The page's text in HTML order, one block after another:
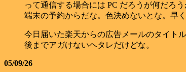
って通信する場合には PC だろうが何だろ
端末の予約からだな。色決めないとな。早
今日届いた楽天からの広告メールのタイト
後までアガけないヘタレだけどな。
05/09/26